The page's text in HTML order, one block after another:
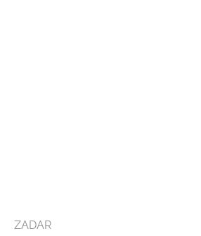
ZADAR